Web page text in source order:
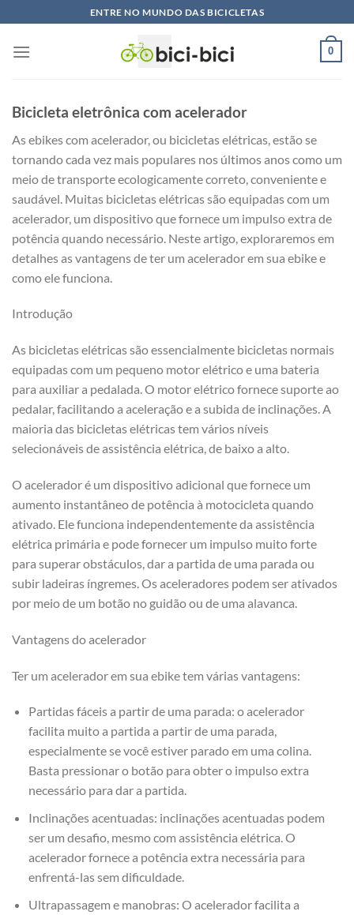
para
ENTRE NO MUNDO DAS BICICLETAS
0
Bicicleta eletrônica com acelerador
As ebikes com acelerador, ou bicicletas elétricas, estão se
tornando cada vez mais populares nos últimos anos como um
meio de transporte ecologicamente correto, conveniente e
saudável. Muitas bicicletas elétricas são equipadas com um
acelerador, um dispositivo que fornece um impulso extra de
potência quando necessário. Neste artigo, exploraremos em
detalhes as vantagens de ter um acelerador em sua ebike e
como ele funciona.
Introdução
As bicicletas elétricas são essencialmente bicicletas normais
equipadas com um pequeno motor elétrico e uma bateria
para auxiliar a pedalada. O motor elétrico fornece suporte ao
pedalar, facilitando a aceleração e a subida de inclinações. A
maioria das bicicletas elétricas tem vários níveis
selecionáveis de assistência elétrica, de baixo a alto.
O acelerador é um dispositivo adicional que fornece um
aumento instantâneo de potência à motocicleta quando
ativado. Ele funciona independentemente da assistência
elétrica primária e pode fornecer um impulso muito forte
para superar obstáculos, dar a partida de uma parada ou
subir ladeiras íngremes. Os aceleradores podem ser ativados
por meio de um botão no guidão ou de uma alavanca.
Vantagens do acelerador
Ter um acelerador em sua ebike tem várias vantagens:
Partidas fáceis a partir de uma parada: o acelerador
facilita muito a partida a partir de uma parada,
especialmente se você estiver parado em uma colina.
Basta pressionar o botão para obter o impulso extra
necessário para dar a partida.
Inclinações acentuadas: inclinações acentuadas podem
ser um desafio, mesmo com assistência elétrica. O
acelerador fornece a potência extra necessária para
enfrentá-las sem dificuldade.
Ultrapassagem e manobras: O acelerador facilita a